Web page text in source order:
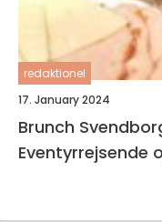
redaktionel
17. January 2024
Brunch
Eventyrrejsende